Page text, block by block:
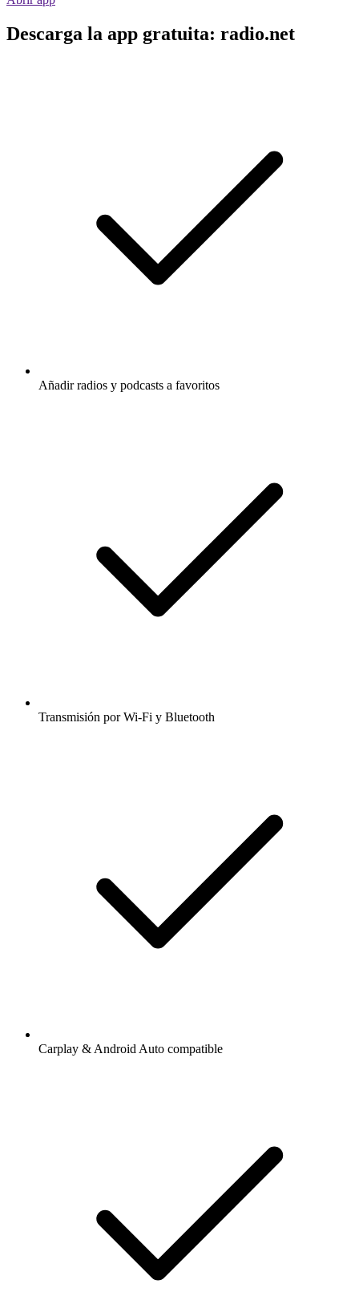
Descarga la app gratuita: radio.net
Añadir radios y podcasts a favoritos
Transmisión por Wi-Fi y Bluetooth
Carplay & Android Auto compatible